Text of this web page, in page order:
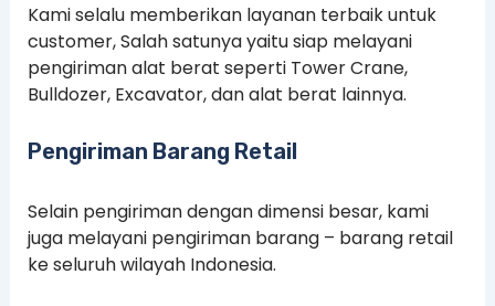
Kami selalu memberikan layanan terbaik untuk
customer, Salah satunya yaitu siap melayani
pengiriman alat berat seperti Tower Crane,
Bulldozer, Excavator, dan alat berat lainnya.
Pengiriman Barang Retail
Selain pengiriman dengan dimensi besar, kami
juga melayani pengiriman barang – barang retail
ke seluruh wilayah Indonesia.